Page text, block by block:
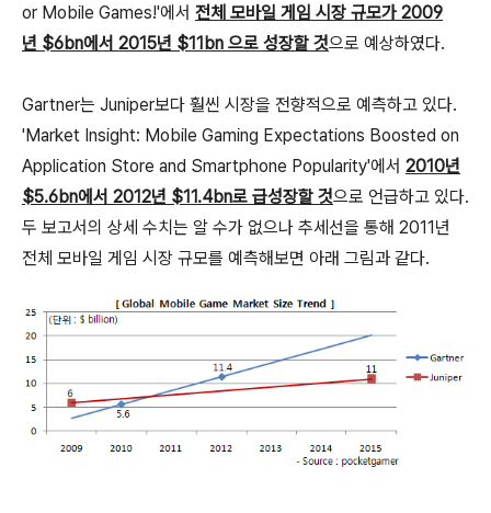
or Mobile Games!'에서 전체 모바일 게임 시장 규모가 2009
년 $6bn에서 2015년 $11bn 으로 성장할 것으로 예상하였다.
Gartner는 Juniper보다 훨씬 시장을 전향적으로 예측하고 있다.
'Market Insight: Mobile Gaming Expectations Boosted on
Application Store and Smartphone Popularity'에서 2010년
$5.6bn에서 2012년 $11.4bn로 급성장할 것으로 언급하고 있다.
두 보고서의 상세 수치는 알 수가 없으나 추세선을 통해 2011년
전체 모바일 게임 시장 규모를 예측해보면 아래 그림과 같다.